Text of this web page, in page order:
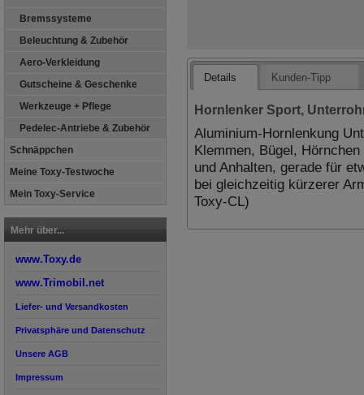
Bremssysteme
Beleuchtung & Zubehör
Aero-Verkleidung
Gutscheine & Geschenke
Werkzeuge + Pflege
Pedelec-Antriebe & Zubehör
Schnäppchen
Meine Toxy-Testwoche
Mein Toxy-Service
Mehr über...
www.Toxy.de
www.Trimobil.net
Liefer- und Versandkosten
Privatsphäre und Datenschutz
Unsere AGB
Impressum
Details Kunden-Tipp
Hornlenker Sport,
Aluminium-Hornlenkung
Klemmen, Bügel,
und Anhalten, gerade für
bei gleichzeitig kürzerer
Toxy-CL)